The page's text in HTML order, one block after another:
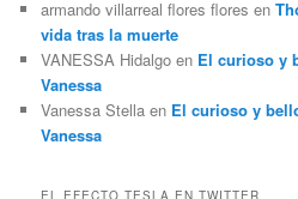
armando villarreal flores flores en
vida tras la muerte
VANESSA Hidalgo en El curioso y
Vanessa
Vanessa Stella en El curioso y
Vanessa
EL EFECTO TESLA EN TWITTER